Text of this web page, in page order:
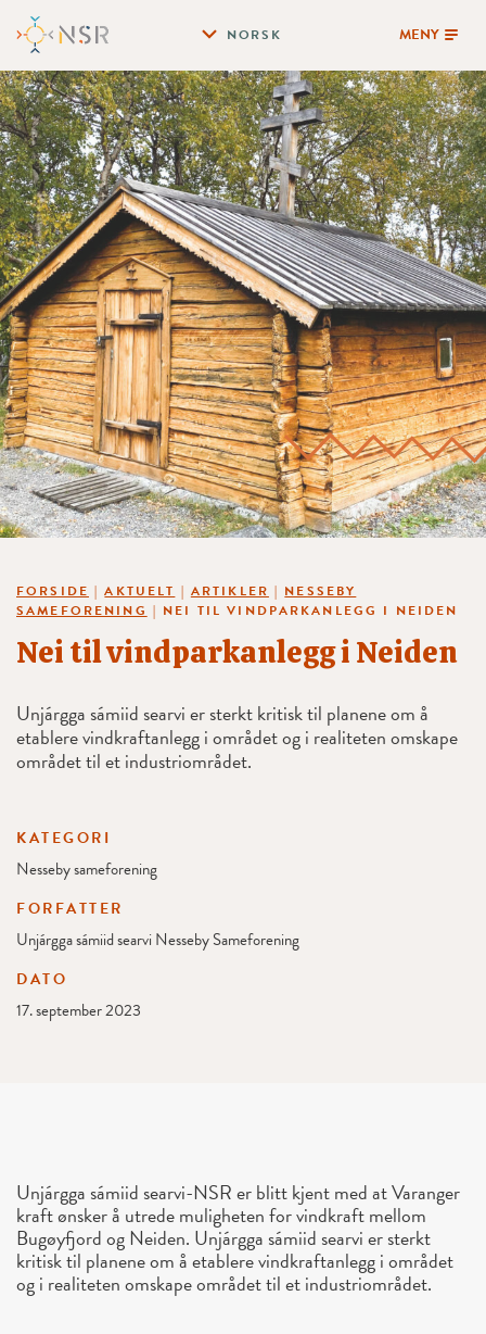
NORSK MENY
FORSIDE |AKTUELT | ARTIKLER | NESSEBY
SAMEFORENING | NEI TIL VINDPARKANLEGG I NEIDEN
Nei til vindparkanlegg i Neiden
Unjárgga sámiid searvi er sterkt kritisk til planene om å
etablere vindkraftanlegg i området og i realiteten omskape
området til et industriområdet.
KATEGORI
Nesseby sameforening
FORFATTER
Unjárgga sámiid searvi Nesseby Sameforening
DATO
17. september 2023
Unjárgga sámiid searvi-NSR er blitt kjent med at Varanger
kraft ønsker å utrede muligheten for vindkraft mellom
Bugøyfjord og Neiden. Unjárgga sámiid searvi er sterkt
kritisk til planene om å etablere vindkraftanlegg i området
og i realiteten omskape området til et industriområdet.